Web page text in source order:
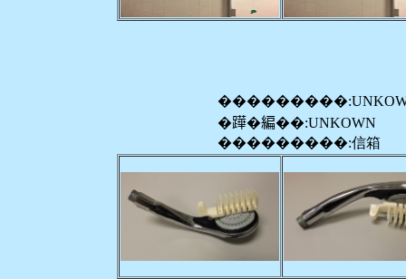
�𨅯�編��:UNKOWN
���������:信箱